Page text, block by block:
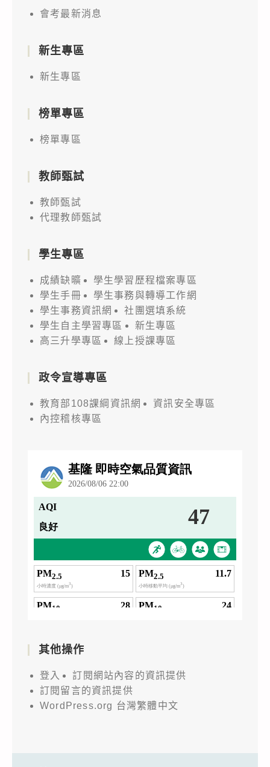
會考最新消息
新生專區
新生專區
榜單專區
榜單專區
教師甄試
教師甄試
代理教師甄試
學生專區
成績缺曠
學生學習歷程檔案專區
學生手冊
學生事務與轉導工作網
學生事務資訊網
社團選填系統
學生自主學習專區
新生專區
高三升學專區
線上授課專區
政令宣導專區
教育部108課綱資訊網
資訊安全專區
內控稽核專區
其他操作
登入
訂閱網站內容的資訊提供
訂閱留言的資訊提供
WordPress.org 台灣繁體中文